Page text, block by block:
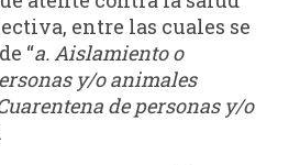
entre las cuales se
“a. Aislamiento o
y/o animales
de personas y/o